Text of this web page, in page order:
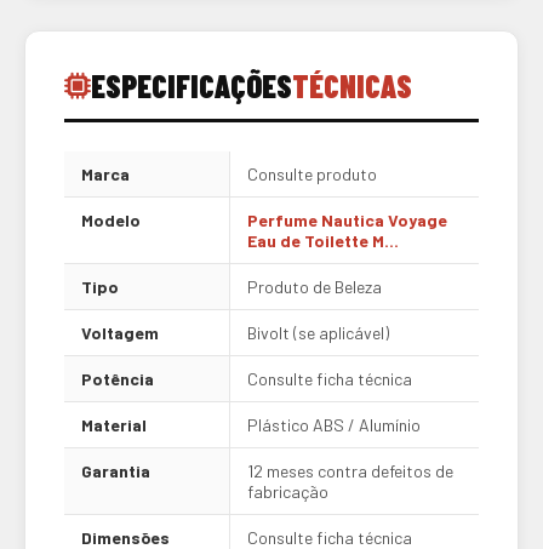
ESPECIFICAÇÕESTÉCNICAS
Marca Consulte produto
Modelo
Perfume Nautica Voyage
Eau de Toilette M...
Tipo Produto de Beleza
Voltagem Bivolt (se aplicável)
Potência Consulte ficha técnica
Material Plástico ABS / Alumínio
Garantia
12 meses contra defeitos de
fabricação
Dimensões Consulte ficha técnica